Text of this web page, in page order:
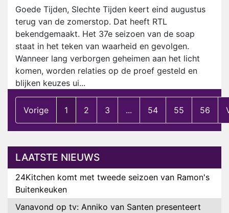
Goede Tijden, Slechte Tijden keert eind augustus
terug van de zomerstop. Dat heeft RTL
bekendgemaakt. Het 37e seizoen van de soap
staat in het teken van waarheid en gevolgen.
Wanneer lang verborgen geheimen aan het licht
komen, worden relaties op de proef gesteld en
blijken keuzes ui...
Vorige 1 2 3 ... 54 55 56
LAATSTE NIEUWS
24Kitchen komt met tweede seizoen van Ramon's
Buitenkeuken
Vanavond op tv: Anniko van Santen presenteert